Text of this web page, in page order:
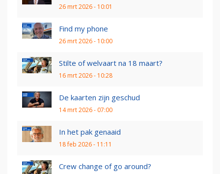
26 mrt 2026 - 10:01
Find my phone
26 mrt 2026 - 10:00
Stilte of welvaart na 18 maart?
16 mrt 2026 - 10:28
De kaarten zijn geschud
14 mrt 2026 - 07:00
In het pak genaaid
18 feb 2026 - 11:11
Crew change of go around?